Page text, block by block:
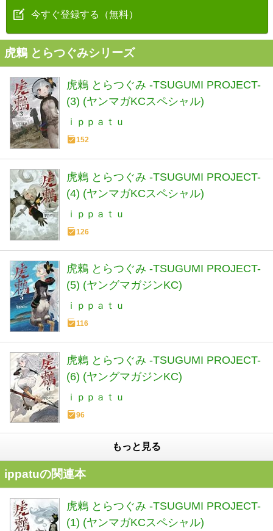
今すぐ登録する（無料）
虎鶫 とらつぐみシリーズ
虎鶫 とらつぐみ -TSUGUMI PROJECT-
(3) (ヤンマガKCスペシャル)
ｉｐｐａｔｕ
152
虎鶫 とらつぐみ -TSUGUMI PROJECT-
(4) (ヤンマガKCスペシャル)
ｉｐｐａｔｕ
126
虎鶫 とらつぐみ -TSUGUMI PROJECT-
(5) (ヤングマガジンKC)
ｉｐｐａｔｕ
116
虎鶫 とらつぐみ -TSUGUMI PROJECT-
(6) (ヤングマガジンKC)
ｉｐｐａｔｕ
96
もっと見る
ippatuの関連本
虎鶫 とらつぐみ -TSUGUMI PROJECT-
(1) (ヤンマガKCスペシャル)